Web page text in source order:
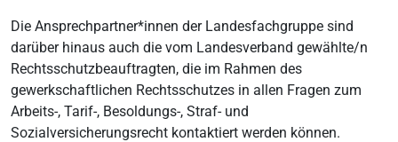
Die Ansprechpartner*innen der Landesfachgruppe sind
darüber hinaus auch die vom Landesverband gewählte/n
Rechtsschutzbeauftragten, die im Rahmen des
gewerkschaftlichen Rechtsschutzes in allen Fragen zum
Arbeits-, Tarif-, Besoldungs-, Straf- und
Sozialversicherungsrecht kontaktiert werden können.